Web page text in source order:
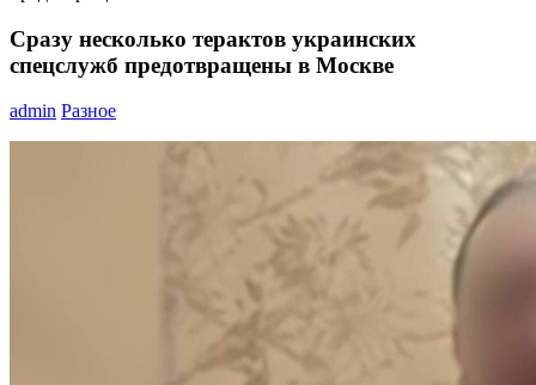
Сразу несколько терактов украинских
спецслужб предотвращены в Москве
admin Разное